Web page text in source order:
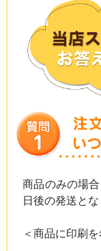
商品のみの場
日後の発送とな
＜商品に印刷